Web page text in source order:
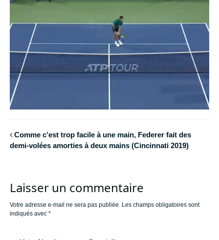
Comme c’est trop facile à une main, Federer fait des
demi-volées amorties à deux mains (Cincinnati 2019)
Laisser un commentaire
Votre adresse e-mail ne sera pas publiée. Les champs obligatoires sont
indiqués avec *